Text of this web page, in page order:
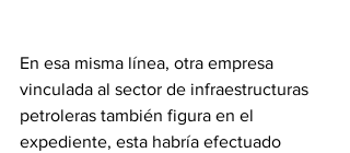
En esa misma línea, otra empresa
vinculada al sector de infraestructuras
petroleras también figura en el
expediente, esta habría efectuado